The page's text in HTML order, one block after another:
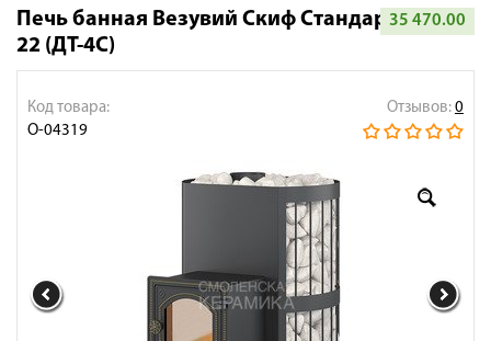
Акции
О компании
Сервис
Галерея объектов
Печь банная Везувий Скиф Стандарт
22 (ДТ-4С)
35 470.00
Отзывов: 0
Код товара:
О-04319